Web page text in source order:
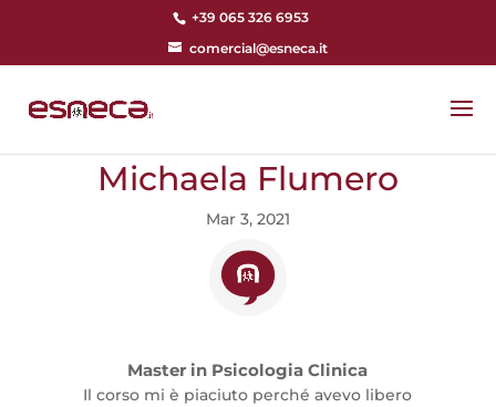
+39 065 326 6953
comercial@esneca.it
Michaela Flumero
Mar 3, 2021
Master in Psicologia Clinica
Il corso mi è piaciuto perché avevo libero